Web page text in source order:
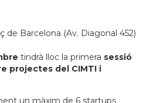
de Barcelona (Av. Diagonal 452)
tindrà lloc la primera sessió
projectes del CIMTI i
un màxim de 6 startups